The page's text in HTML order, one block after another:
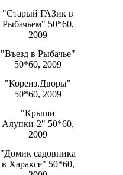
"Старый ГАЗик в
Рыбачьем" 50*60,
2009
"Въезд в Рыбачье"
50*60, 2009
"Кореиз.Дворы"
50*60, 2009
"Крыши
Алупки-2" 50*60,
2009
"Домик садовника
в Хараксе" 50*60,